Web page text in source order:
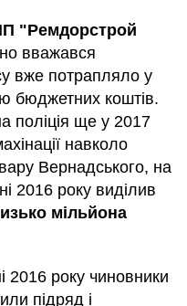
"Ремдорстрой
вважався
вже потрапляло у
бюджетних коштів.
поліція ще у 2017
навколо
Вернадського, на
2016 року виділив
мільйона
2016 року чиновники
підряд і